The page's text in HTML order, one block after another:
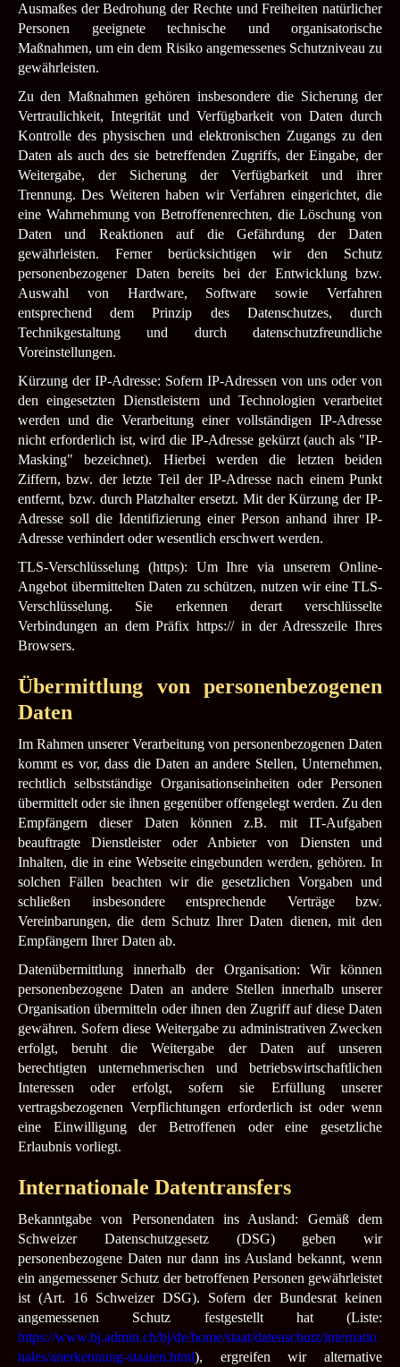
Ausmaßes der Bedrohung der Rechte und Freiheiten natürlicher
Personen geeignete technische und organisatorische
Maßnahmen, um ein dem Risiko angemessenes Schutzniveau zu
gewährleisten.
Zu den Maßnahmen gehören insbesondere die Sicherung der
Vertraulichkeit, Integrität und Verfügbarkeit von Daten durch
Kontrolle des physischen und elektronischen Zugangs zu den
Daten als auch des sie betreffenden Zugriffs, der Eingabe, der
Weitergabe, der Sicherung der Verfügbarkeit und ihrer
Trennung. Des Weiteren haben wir Verfahren eingerichtet, die
eine Wahrnehmung von Betroffenenrechten, die Löschung von
Daten und Reaktionen auf die Gefährdung der Daten
gewährleisten. Ferner berücksichtigen wir den Schutz
personenbezogener Daten bereits bei der Entwicklung bzw.
Auswahl von Hardware, Software sowie Verfahren
entsprechend dem Prinzip des Datenschutzes, durch
Technikgestaltung und durch datenschutzfreundliche
Voreinstellungen.
Kürzung der IP-Adresse: Sofern IP-Adressen von uns oder von
den eingesetzten Dienstleistern und Technologien verarbeitet
werden und die Verarbeitung einer vollständigen IP-Adresse
nicht erforderlich ist, wird die IP-Adresse gekürzt (auch als "IP-
Masking" bezeichnet). Hierbei werden die letzten beiden
Ziffern, bzw. der letzte Teil der IP-Adresse nach einem Punkt
entfernt, bzw. durch Platzhalter ersetzt. Mit der Kürzung der IP-
Adresse soll die Identifizierung einer Person anhand ihrer IP-
Adresse verhindert oder wesentlich erschwert werden.
TLS-Verschlüsselung (https): Um Ihre via unserem Online-
Angebot übermittelten Daten zu schützen, nutzen wir eine TLS-
Verschlüsselung. Sie erkennen derart verschlüsselte
Verbindungen an dem Präfix https:// in der Adresszeile Ihres
Browsers.
Übermittlung von personenbezogenen
Daten
Im Rahmen unserer Verarbeitung von personenbezogenen Daten
kommt es vor, dass die Daten an andere Stellen, Unternehmen,
rechtlich selbstständige Organisationseinheiten oder Personen
übermittelt oder sie ihnen gegenüber offengelegt werden. Zu den
Empfängern dieser Daten können z.B. mit IT-Aufgaben
beauftragte Dienstleister oder Anbieter von Diensten und
Inhalten, die in eine Webseite eingebunden werden, gehören. In
solchen Fällen beachten wir die gesetzlichen Vorgaben und
schließen insbesondere entsprechende Verträge bzw.
Vereinbarungen, die dem Schutz Ihrer Daten dienen, mit den
Empfängern Ihrer Daten ab.
Datenübermittlung innerhalb der Organisation: Wir können
personenbezogene Daten an andere Stellen innerhalb unserer
Organisation übermitteln oder ihnen den Zugriff auf diese Daten
gewähren. Sofern diese Weitergabe zu administrativen Zwecken
erfolgt, beruht die Weitergabe der Daten auf unseren
berechtigten unternehmerischen und betriebswirtschaftlichen
Interessen oder erfolgt, sofern sie Erfüllung unserer
vertragsbezogenen Verpflichtungen erforderlich ist oder wenn
eine Einwilligung der Betroffenen oder eine gesetzliche
Erlaubnis vorliegt.
Internationale Datentransfers
Bekanntgabe von Personendaten ins Ausland: Gemäß dem
Schweizer Datenschutzgesetz (DSG) geben wir
personenbezogene Daten nur dann ins Ausland bekannt, wenn
ein angemessener Schutz der betroffenen Personen gewährleistet
ist (Art. 16 Schweizer DSG). Sofern der Bundesrat keinen
angemessenen Schutz festgestellt hat (Liste:
https://www.bj.admin.ch/bj/de/home/staat/datenschutz/internatio
nales/anerkennung-staaten.html), ergreifen wir alternative